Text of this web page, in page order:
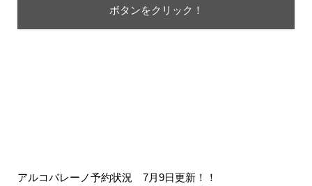
ボタンをクリック！
アルコバレーノ予約状況 7月9日更新！！